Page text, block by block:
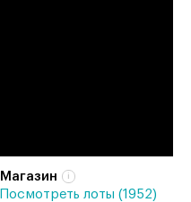
Магазин
Посмотреть лоты (1952)